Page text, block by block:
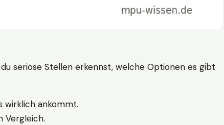
seriöse Stellen erkennst, welche Optionen es gibt
wirklich ankommt.
Vergleich.